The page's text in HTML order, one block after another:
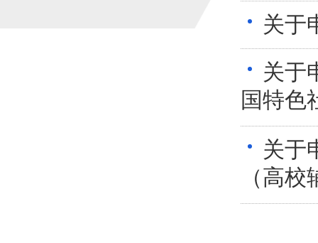
关于
关于
国特色
关于
（高